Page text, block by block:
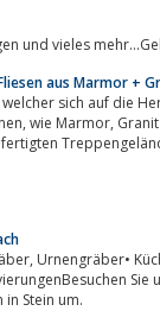
Denkmäler,
aus Marmor +
in Stein um.